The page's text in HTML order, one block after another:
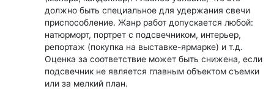
должно быть специальное для удержания свечи
приспособление. Жанр работ допускается любой:
натюрморт, портрет с подсвечником, интерьер,
репортаж (покупка на выставке-ярмарке) и т.д.
Оценка за соответствие может быть снижена, если
подсвечник не является главным объектом съемки
или за мелкий план.